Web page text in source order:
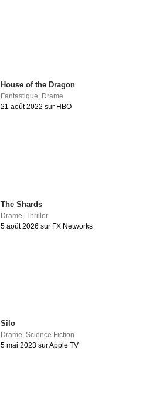
House of the Dragon
Fantastique, Drame
21 août 2022 sur HBO
The Shards
Drame ,Thriller
5 août 2026 sur FX Networks
Silo
Drame,Science Fiction
5 mai 2023 sur Apple TV